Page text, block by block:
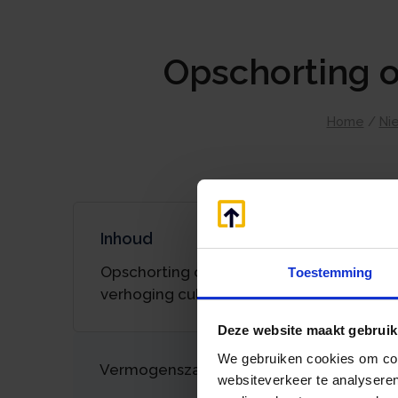
Toestemming
Deze website maakt
We gebruiken cookies om
websiteverkeer te
Opschorting
Home /
Inhoud
Opschorting overgangsrecht btw-
verhoging cultuur
Vermogenszaken goed regelen?